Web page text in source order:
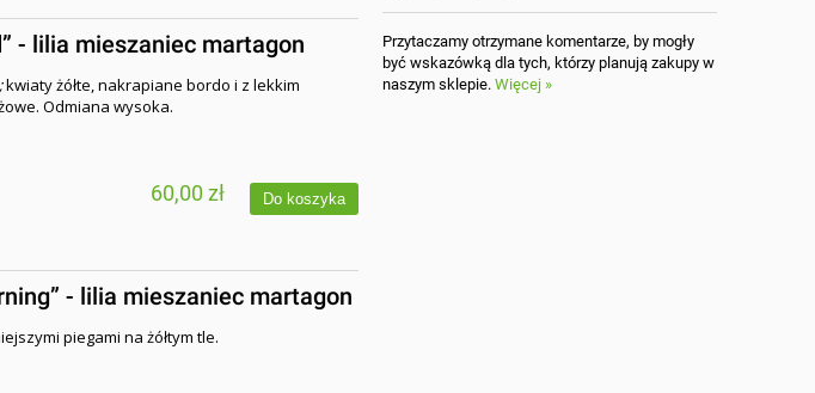
- lilia mieszaniec martagon
kwiaty żółte, nakrapiane bordo i z lekkim
Odmiana wysoka.
60,00 zł Do koszyka
- lilia mieszaniec martagon
piegami na żółtym tle.
Przytaczamy otrzymane komentarze, by mogły
być wskazówką dla tych, którzy planują zakupy w
naszym sklepie. Więcej »